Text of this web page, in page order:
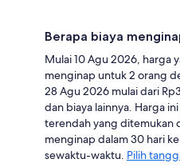
Berapa biaya
Mulai 10 Agu 2026, harga
menginap untuk 2 orang
28 Agu 2026 mulai dari
dan biaya lainnya. Harga
terendah yang ditemukan
menginap dalam 30 hari
sewaktu-waktu. Pilih